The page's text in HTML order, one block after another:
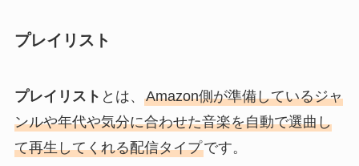
プレイリスト
プレイリスト とは、 Amazon側が準備しているジャ
ンルや年代や気分に合わせた音楽を自動で選曲し
て再生してくれる配信タイプです。